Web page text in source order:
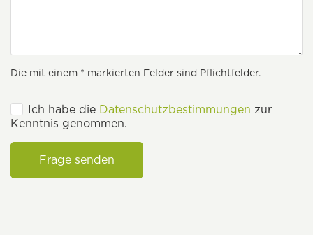
Die mit einem * markierten Felder sind Pflichtfelder.
Ich habe die Datenschutzbestimmungen zur
Kenntnis genommen.
Frage senden